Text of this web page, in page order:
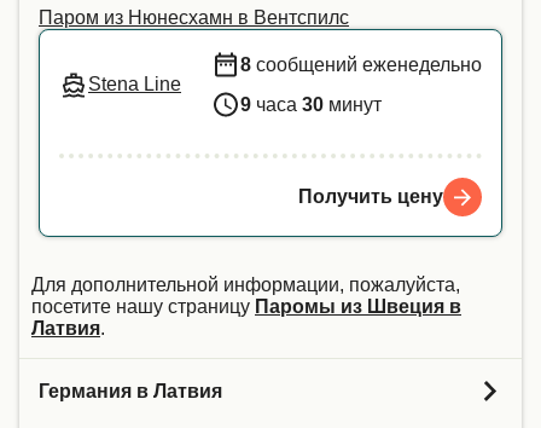
Паром из Нюнесхамн в Вентспилс
Stena Line
8 сообщений еженедельно
9 часа 30 минут
Получить цену
Для дополнительной информации, пожалуйста,
посетите нашу страницу Паромы из Швеция в
Латвия.
Германия в Латвия